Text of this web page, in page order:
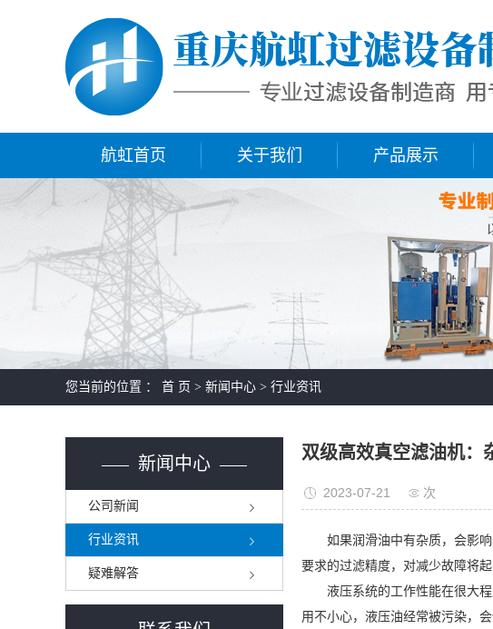
航虹首页 关于我们 产品展示
您当前的位置 ： 首 页 > 新闻中心 > 行业资讯
新闻中心
公司新闻
行业资讯
疑难解答
双级高效真空滤油机：
2023-07-21 次
如果润滑油中有杂质，会影响
要求的过滤精度，对减少故障将
液压系统的工作性能在很大程
用不小心，液压油经常被污染，